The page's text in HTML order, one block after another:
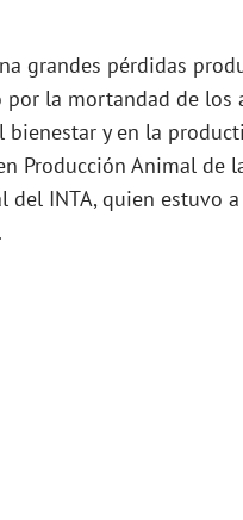
grandes pérdidas
por la mortandad de
y en la
Producción Animal de
del INTA, quien estuvo